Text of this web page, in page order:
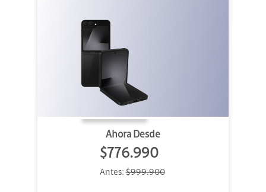
Ahora Desde
$776.990
Antes:$999.900